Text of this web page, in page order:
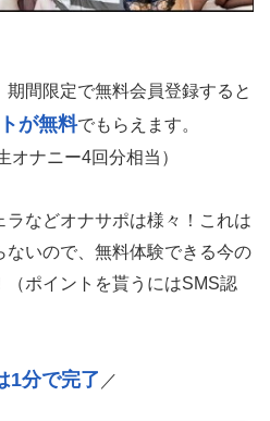
期間限定で無料会員登録すると
が無料でもらえます。
オナニー4回分相当）
などオナサポは様々！これは
いので、無料体験できる今の
（ポイントを貰うにはSMS認
1分で完了 ／